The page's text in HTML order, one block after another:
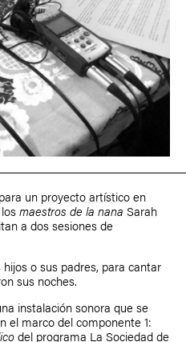
un proyecto artísticoen
maestros de la nana Sarah
a dos sesiones de
o sus padres, para cantar
sus noches.
instalación sonora que se
el marco del componente 1:
del programa La Sociedad de